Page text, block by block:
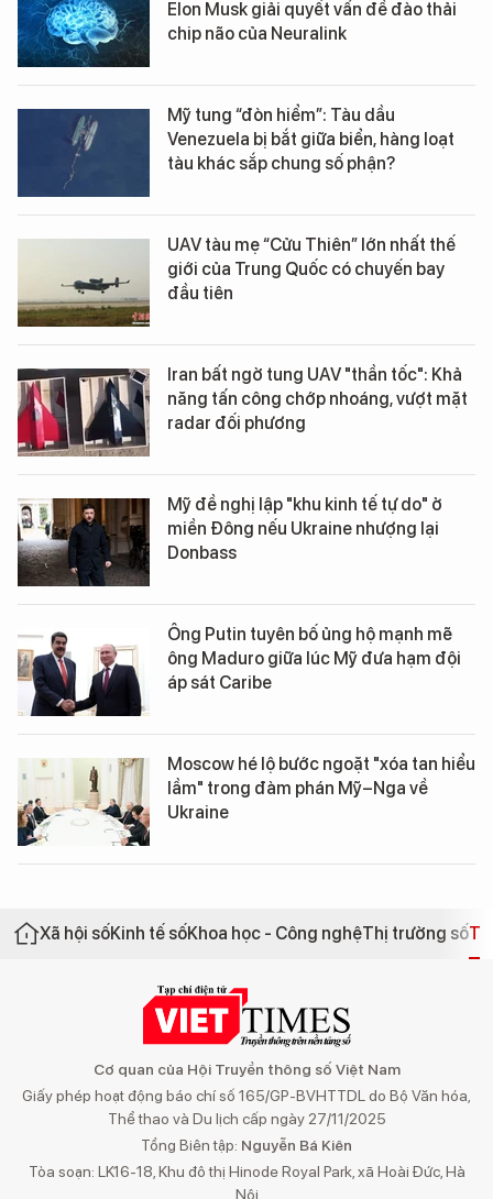
Elon Musk giải quyết vấn đề đào thải
chip não của Neuralink
Mỹ tung “đòn hiểm”: Tàu dầu
Venezuela bị bắt giữa biển, hàng loạt
tàu khác sắp chung số phận?
UAV tàu mẹ “Cửu Thiên” lớn nhất thế
giới của Trung Quốc có chuyến bay
đầu tiên
Iran bất ngờ tung UAV "thần tốc": Khả
năng tấn công chớp nhoáng, vượt mặt
radar đối phương
Mỹ đề nghị lập "khu kinh tế tự do" ở
miền Đông nếu Ukraine nhượng lại
Donbass
Ông Putin tuyên bố ủng hộ mạnh mẽ
ông Maduro giữa lúc Mỹ đưa hạm đội
áp sát Caribe
Moscow hé lộ bước ngoặt "xóa tan hiểu
lầm" trong đàm phán Mỹ–Nga về
Ukraine
Xã hội sốKinh tế sốKhoa học - Công nghệThị trường số
Cơ quan của Hội Truyền thông số Việt Nam
Giấy phép hoạt động báo chí số 165/GP-BVHTTDL do Bộ Văn hóa,
Thể thao và Du lịch cấp ngày 27/11/2025
Tổng Biên tập: Nguyễn Bá Kiên
Tòa soạn: LK16-18, Khu đô thị Hinode Royal Park, xã Hoài Đức, Hà
Nội